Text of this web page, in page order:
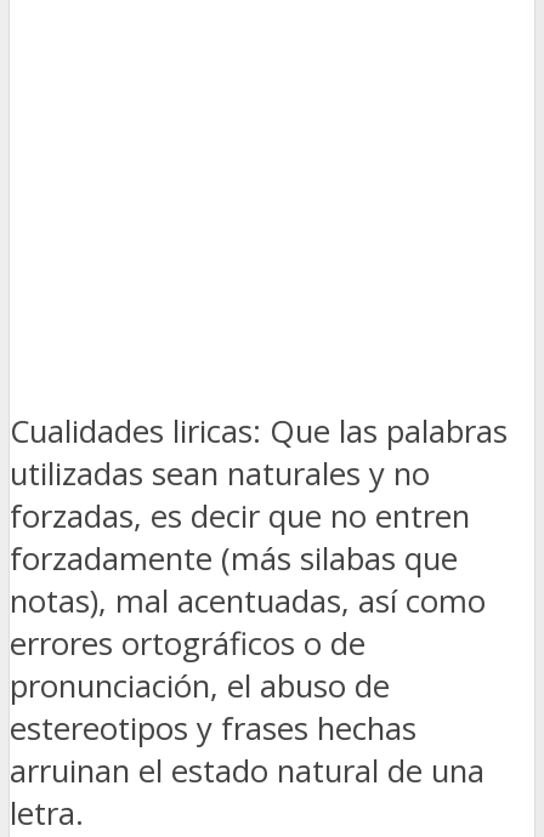
Cualidades liricas: Que las palabras
utilizadas sean naturales y no
forzadas, es decir que no entren
forzadamente (más silabas que
notas), mal acentuadas, así como
errores ortográficos o de
pronunciación, el abuso de
estereotipos y frases hechas
arruinan el estado natural de una
letra.